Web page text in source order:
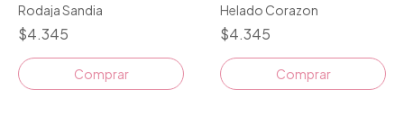
Rodaja Sandia
$4.345
Comprar
Helado Corazon
$4.345
Comprar